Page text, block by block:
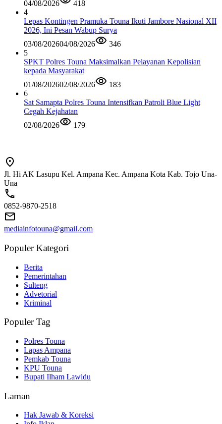
04/08/2026
418
4
Lepas Kontingen Pramuka Touna Ikuti Jambore Nasional XII
2026, Ini Pesan Wabup Surya
03/08/202604/08/2026
346
5
SPKT Polres Touna Maksimalkan Pelayanan Kepolisian
kepada Masyarakat
01/08/202602/08/2026
183
6
Sat Samapta Polres Touna Intensifkan Patroli Blue Light
Cegah Kejahatan
02/08/2026
179
Jl. Hi AK Lasupu Kel. Ampana Kec. Ampana Kota Kab. Tojo Una-
Una
0852-9870-2518
mediainfotouna@gmail.com
Populer Kategori
Berita
Pemerintahan
Sulteng
Advetorial
Kriminal
Populer Tag
Polres Touna
Lapas Ampana
Pemkab Touna
KPU Touna
Bupati Ilham Lawidu
Laman
Hak Jawab & Koreksi